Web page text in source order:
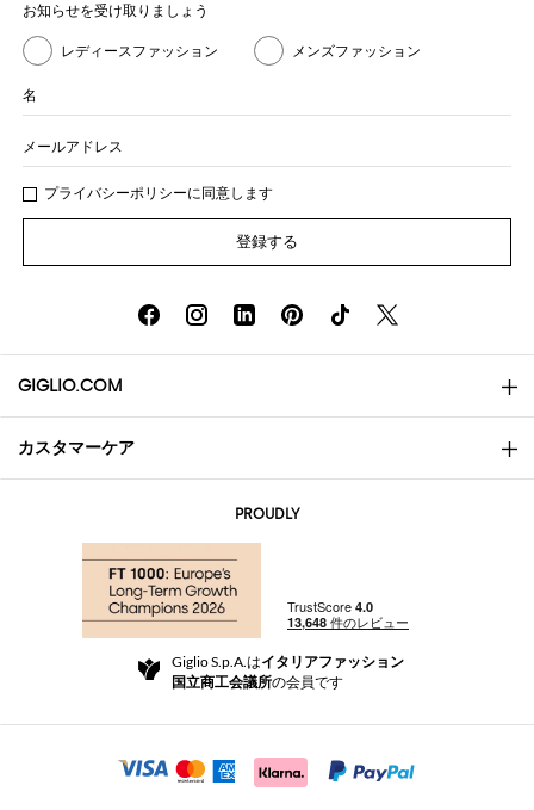
お知らせを受け取りましょう
レディースファッション メンズファッション
名
メールアドレス
プライバシーポリシーに同意します
登録する
GIGLIO.COM
会社概要
Community Store
カスタマーケア
返品と返金
For a safe shopping experience
Security Communication
PROUDLY
Giglio S.p.A.はイタリアファッション
国立商工会議所の会員です